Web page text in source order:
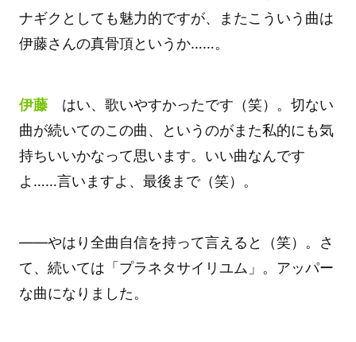
ナギクとしても魅力的ですが、またこういう曲は
伊藤さんの真骨頂というか……。
伊藤はい、歌いやすかったです（笑）。切ない
曲が続いてのこの曲、というのがまた私的にも気
持ちいいかなって思います。いい曲なんです
よ……言いますよ、最後まで（笑）。
――やはり全曲自信を持って言えると（笑）。さ
て、続いては「プラネタサイリユム」。アッパー
な曲になりました。